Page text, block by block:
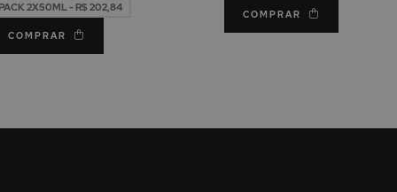
2X50ML - R$ 202,84
COMPRAR
COMPRAR